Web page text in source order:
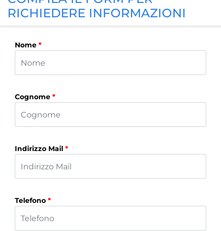
RICHIEDERE INFORMAZIONI
Nome *
Cognome *
Indirizzo Mail *
Telefono *